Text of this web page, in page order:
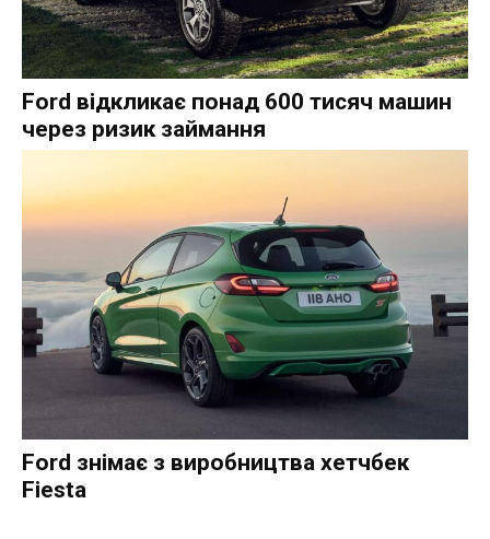
Ford відкликає понад 600 тисяч машин
через ризик займання
Ford знімає з виробництва хетчбек
Fiesta